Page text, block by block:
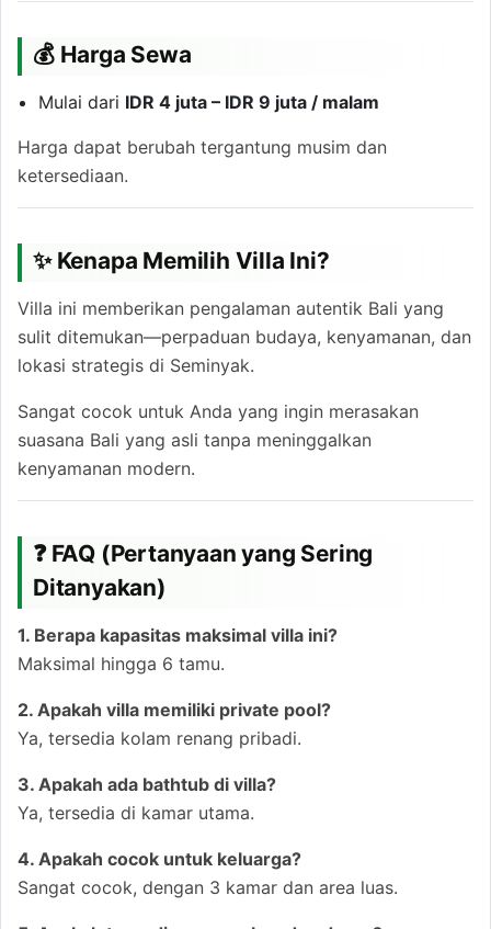
💰 Harga Sewa
Mulai dari IDR 4 juta – IDR 9 juta / malam
Harga dapat berubah tergantung musim dan
ketersediaan.
✨ Kenapa Memilih Villa Ini?
Villa ini memberikan pengalaman autentik Bali yang
sulit ditemukan—perpaduan budaya, kenyamanan, dan
lokasi strategis di Seminyak.
Sangat cocok untuk Anda yang ingin merasakan
suasana Bali yang asli tanpa meninggalkan
kenyamanan modern.
❓ FAQ (Pertanyaan yang Sering
Ditanyakan)
1. Berapa kapasitas maksimal villa ini?
Maksimal hingga 6 tamu.
2. Apakah villa memiliki private pool?
Ya, tersedia kolam renang pribadi.
3. Apakah ada bathtub di villa?
Ya, tersedia di kamar utama.
4. Apakah cocok untuk keluarga?
Sangat cocok, dengan 3 kamar dan area luas.